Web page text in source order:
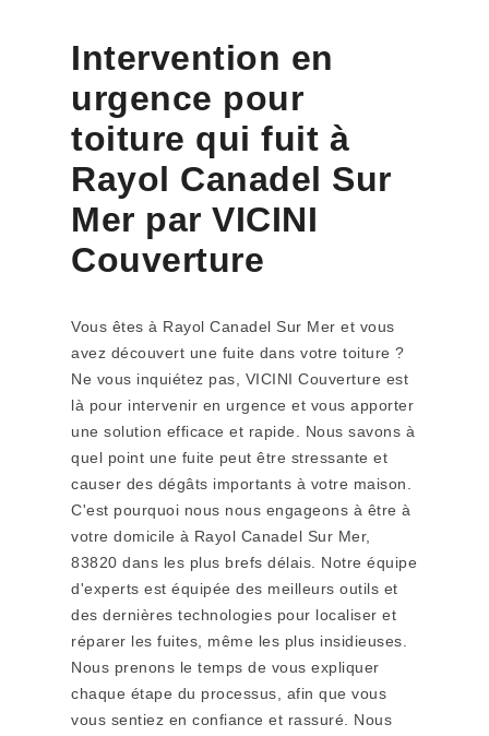
Intervention en
urgence pour
toiture qui fuit à
Rayol Canadel Sur
Mer par VICINI
Couverture
Vous êtes à Rayol Canadel Sur Mer et vous
avez découvert une fuite dans votre toiture ?
Ne vous inquiétez pas, VICINI Couverture est
là pour intervenir en urgence et vous apporter
une solution efficace et rapide. Nous savons à
quel point une fuite peut être stressante et
causer des dégâts importants à votre maison.
C'est pourquoi nous nous engageons à être à
votre domicile à Rayol Canadel Sur Mer,
83820 dans les plus brefs délais. Notre équipe
d'experts est équipée des meilleurs outils et
des dernières technologies pour localiser et
réparer les fuites, même les plus insidieuses.
Nous prenons le temps de vous expliquer
chaque étape du processus, afin que vous
vous sentiez en confiance et rassuré. Nous